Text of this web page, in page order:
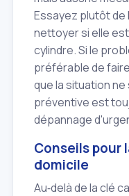
Essayez plutôt de
nettoyer si elle
cylindre. Si le
préférable de
que la situation
préventive est
dépannage
Conseils pour
domicile
Au‑delà de la clé